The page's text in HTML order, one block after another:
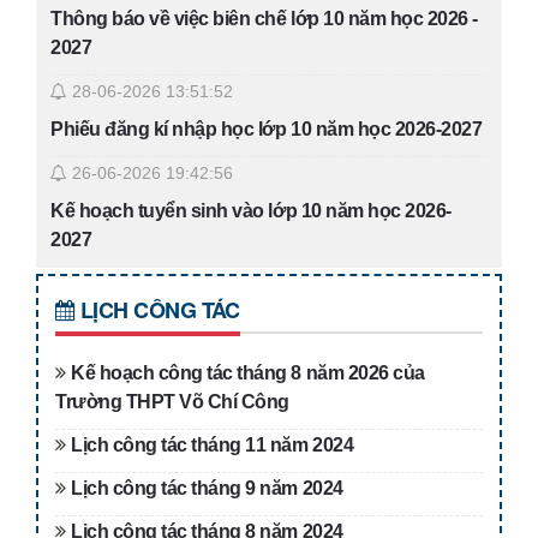
Thông báo về việc biên chế lớp 10 năm học 2026 -
2027
28-06-2026 13:51:52
Phiếu đăng kí nhập học lớp 10 năm học 2026-2027
26-06-2026 19:42:56
Kế hoạch tuyển sinh vào lớp 10 năm học 2026-
2027
Danh sách trúng tuyển vào lớp 10 THPT Võ Chí
17-06-2026 19:46:48
Quyết định về việc công bố công khai điều chỉnh
dự toán ngân sách nhà nước năm 2026 của
Trường THPT Võ Chí Công
10-06-2026 19:35:54
LỊCH CÔNG TÁC
Kế hoạch công tác tháng 8 năm 2026 của
Trường THPT Võ Chí Công
Lịch công tác tháng 11 năm 2024
Lịch công tác tháng 9 năm 2024
Lịch công tác tháng 8 năm 2024